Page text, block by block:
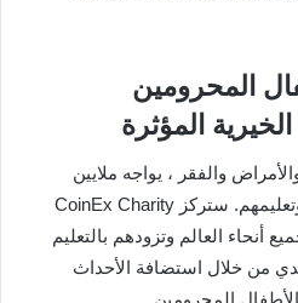
المحرومين
المؤثرة
والفقر ، يواجه ملايين
الأطفال تهديدات على حياتهم وتعليمهم. ستركز CoinEx Charity
أنحاء العالم وتزودهم بالتعليم
من خلال استضافة الأحداث